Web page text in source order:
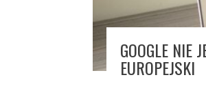
GOOGLE NIE
EUROPEJSKI